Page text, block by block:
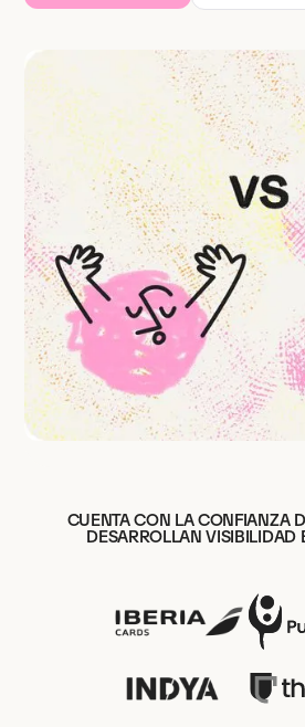
CUENTA CON LA CONFIANZA
DESARROLLAN VISIBILIDAD